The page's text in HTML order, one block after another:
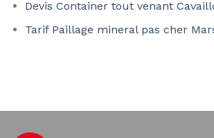
Devis Container tout venant
Tarif Paillage mineral pas cher